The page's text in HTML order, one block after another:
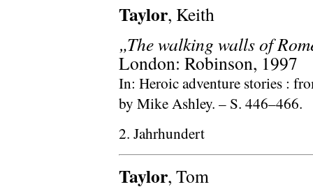
Taylor, Keith
„The walking walls of
London: Robinson, 1997
In: Heroic adventure stories :
by Mike Ashley. – S. 446–466.
2. Jahrhundert
Taylor, Tom